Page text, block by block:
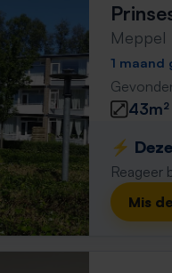
Meppel
1 maand
43m²
⚡️
Reageer
Mis